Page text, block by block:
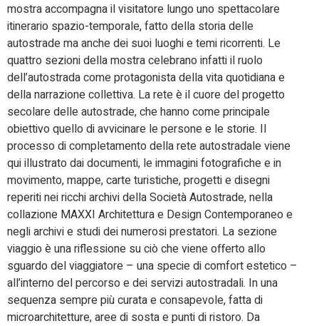
mostra accompagna il visitatore lungo uno spettacolare
itinerario spazio-temporale, fatto della storia delle
autostrade ma anche dei suoi luoghi e temi ricorrenti. Le
quattro sezioni della mostra celebrano infatti il ruolo
dell’autostrada come protagonista della vita quotidiana e
della narrazione collettiva. La rete è il cuore del progetto
secolare delle autostrade, che hanno come principale
obiettivo quello di avvicinare le persone e le storie. Il
processo di completamento della rete autostradale viene
qui illustrato dai documenti, le immagini fotografiche e in
movimento, mappe, carte turistiche, progetti e disegni
reperiti nei ricchi archivi della Società Autostrade, nella
collazione MAXXI Architettura e Design Contemporaneo e
negli archivi e studi dei numerosi prestatori. La sezione
viaggio è una riflessione su ciò che viene offerto allo
sguardo del viaggiatore – una specie di comfort estetico –
all’interno del percorso e dei servizi autostradali. In una
sequenza sempre più curata e consapevole, fatta di
microarchitetture, aree di sosta e punti di ristoro. Da